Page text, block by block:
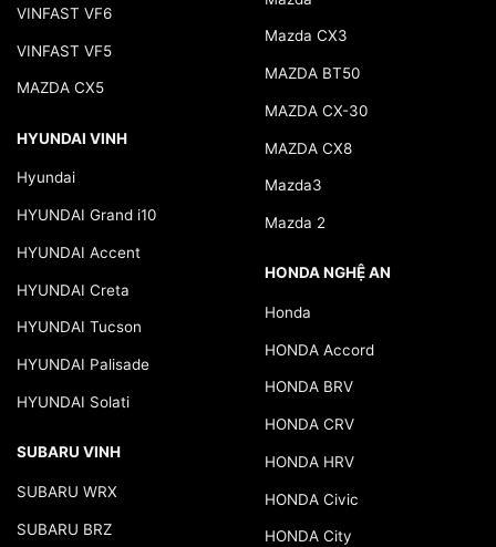
VINFAST VF6
VINFAST VF5
MAZDA CX5
HYUNDAI VINH
Hyundai
HYUNDAI Grand i10
HYUNDAI Accent
HYUNDAI Creta
HYUNDAI Tucson
HYUNDAI Palisade
HYUNDAI Solati
SUBARU VINH
SUBARU WRX
SUBARU BRZ
Mazda CX3
MAZDA BT50
MAZDA CX-30
MAZDA CX8
Mazda3
Mazda 2
HONDA NGHỆ AN
Honda
HONDA Accord
HONDA BRV
HONDA CRV
HONDA HRV
HONDA Civic
HONDA City